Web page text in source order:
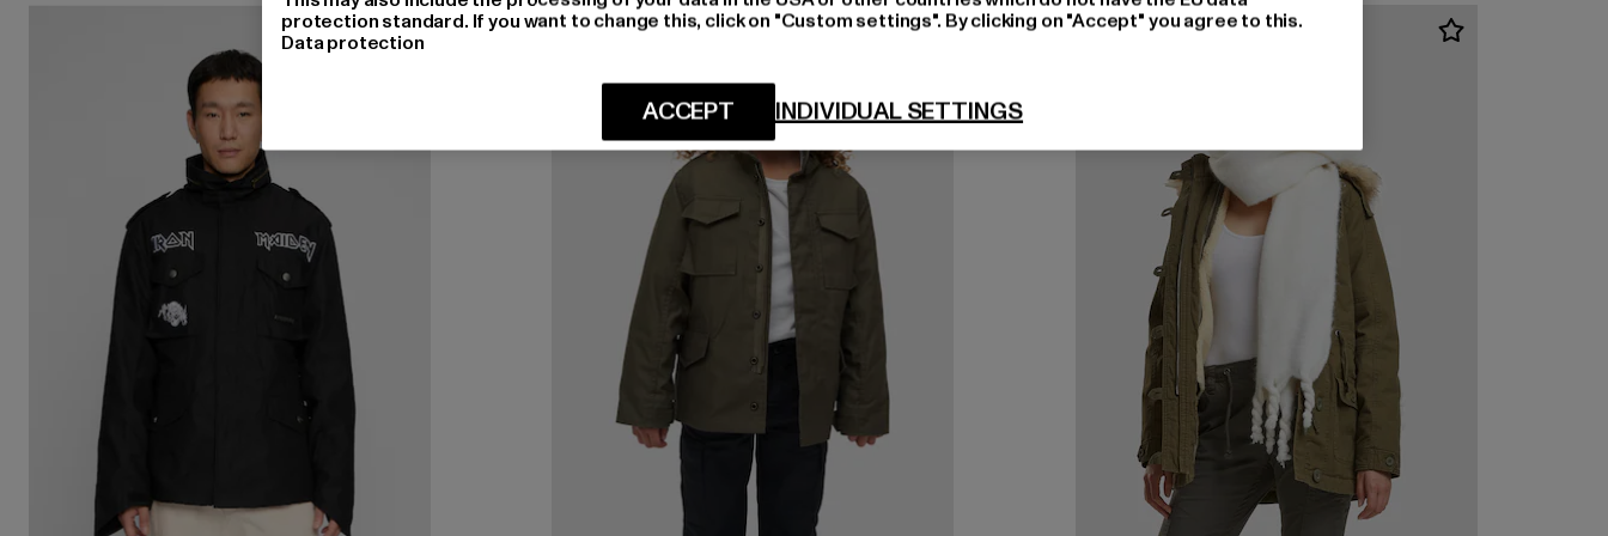
-45%
protection standard. If you want to change this, click on "Custom settings". By clicking on "Accept" you agree to this.
Data protection
INDIVIDUAL SETTINGS
ACCEPT